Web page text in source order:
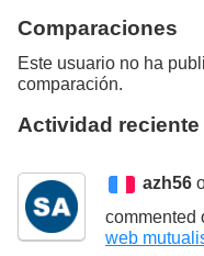
Comparaciones
Este usuario no ha
comparación.
Actividad reciente
azh56
commented
web